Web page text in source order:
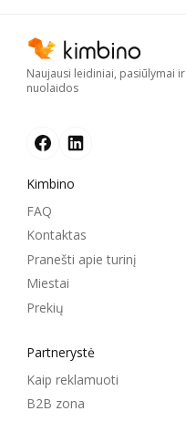
Naujausi leidiniai, pasiūlymai ir
nuolaidos
Kimbino
FAQ
Kontaktas
Pranešti apie turinį
Miestai
Prekių
Partnerystė
Kaip reklamuoti
B2B zona